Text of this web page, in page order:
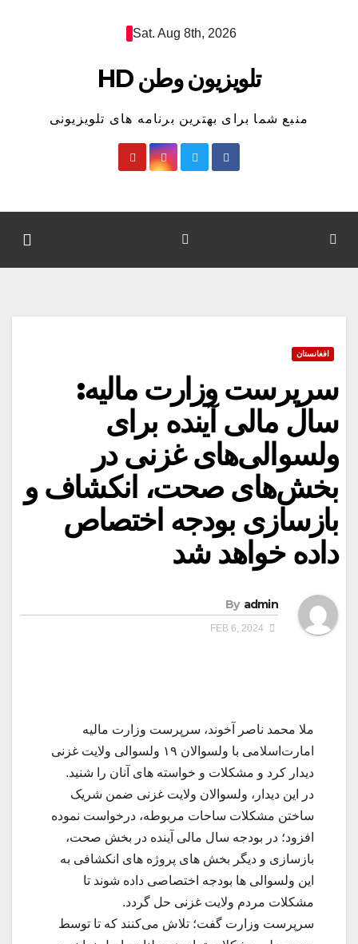
Sat. Aug 8th, 2026
تلویزیون وطن HD
منبع شما برای بهترین برنامه های تلویزیونی
افغانستان
سرپرست وزارت مالیه:
سال مالی آینده برای
ولسوالی‌های غزنی در
بخش‌های صحت، انکشاف و
بازسازی بودجه اختصاص
داده خواهد شد
By admin
ملا محمد ناصر آخوند، سرپرست وزارت مالیه
امارت‌اسلامی با ولسوالان ۱۹ ولسوالی ولایت غزنی
دیدار کرد و مشکلات و خواسته های آنان را شنید.
در این دیدار، ولسوالان ولایت غزنی ضمن شریک
ساختن مشکلات ساحات مربوطه، درخواست نموده
افزود؛ در بودجه سال مالی آینده در بخش صحت،
بازسازی و دیگر بخش های پروژه های انکشافی به
این ولسوالی ها بودجه اختصاصی داده شوند تا
مشکلات مردم ولایت غزنی حل گردد.
سرپرست وزارت گفت؛ تلاش می‌کنند که تا توسط